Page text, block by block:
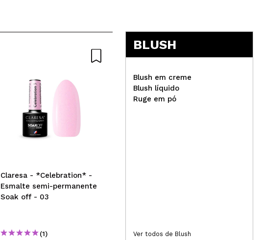
Claresa - *Celebration* -
Esmalte semi-permanente
Soak off - 03
(1) (1)
BLUSH
Blush em creme
Blush líquido
Ruge em pó
Ver todos de Blush